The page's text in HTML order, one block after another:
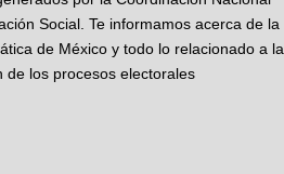
Social. Te informamos acerca de la
de México y todo lo relacionado a la
de los procesos electorales